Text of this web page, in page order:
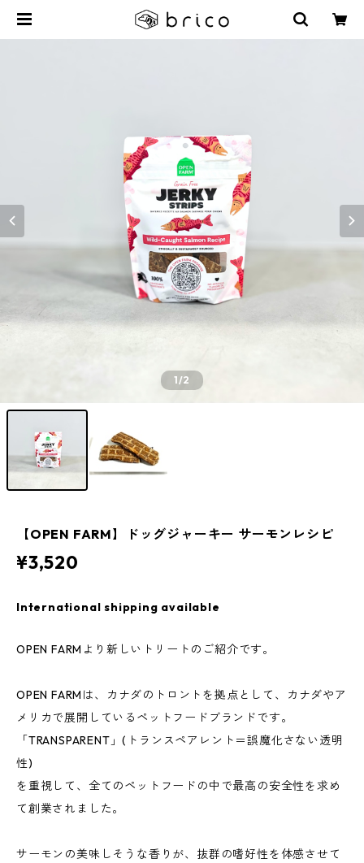
1/2
【OPEN FARM】ドッグジャーキー サーモンレシピ
¥3,520
International shipping available
OPEN FARMより新しいトリートのご紹介です。
OPEN FARMは、カナダのトロントを拠点として、カナダやア
メリカで展開しているペットフードブランドです。
「TRANSPARENT」(トランスペアレント＝誤魔化さない透明
性)
を重視して、全てのペットフードの中で最高の安全性を求め
て創業されました。
サーモンの美味しそうな香りが、抜群の嗜好性を体感させて